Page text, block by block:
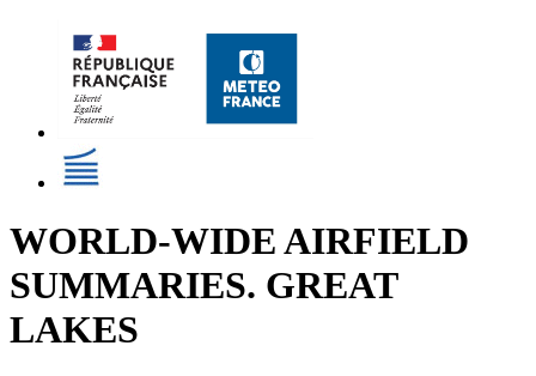
WORLD-WIDE AIRFIELD
SUMMARIES. GREAT
LAKES